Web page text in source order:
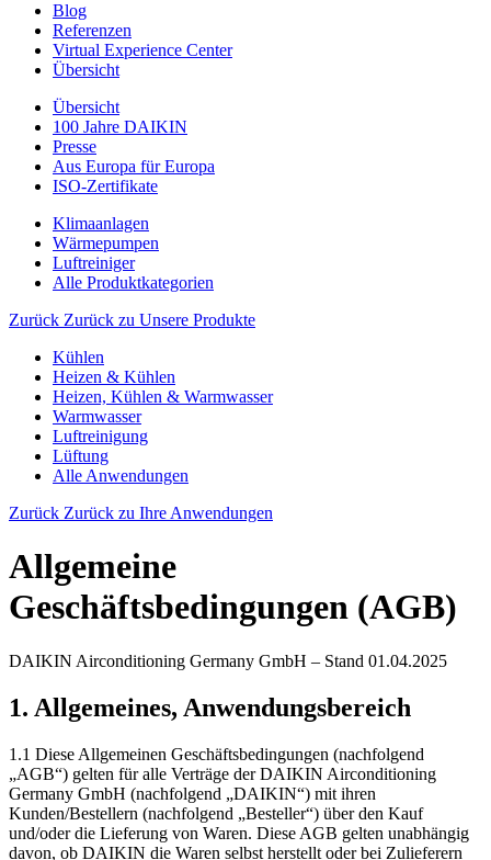
Blog
Referenzen
Virtual Experience Center
Übersicht
Übersicht
100 Jahre DAIKIN
Presse
Aus Europa für Europa
ISO-Zertifikate
Klimaanlagen
Wärmepumpen
Luftreiniger
Alle Produktkategorien
Zurück Zurück zu Unsere Produkte
Kühlen
Heizen & Kühlen
Heizen, Kühlen & Warmwasser
Warmwasser
Luftreinigung
Lüftung
Alle Anwendungen
Zurück Zurück zu Ihre Anwendungen
Allgemeine
Geschäftsbedingungen (AGB)
DAIKIN Airconditioning Germany GmbH – Stand 01.04.2025
1. Allgemeines, Anwendungsbereich
1.1 Diese Allgemeinen Geschäftsbedingungen (nachfolgend
„AGB“) gelten für alle Verträge der DAIKIN Airconditioning
Germany GmbH (nachfolgend „DAIKIN“) mit ihren
Kunden/Bestellern (nachfolgend „Besteller“) über den Kauf
und/oder die Lieferung von Waren. Diese AGB gelten unabhängig
davon, ob DAIKIN die Waren selbst herstellt oder bei Zulieferern